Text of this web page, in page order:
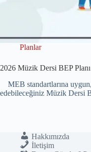
Planlar
2026 Müzik Dersi BEP Planı
MEB standartlarına
edebileceğiniz Müzik Dersi
Hakkımızda
İletişim